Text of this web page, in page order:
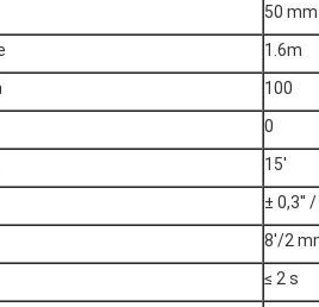
50 mm
1.6m
100
0
15′
± 0,3′′
8′/2
≤ 2 s